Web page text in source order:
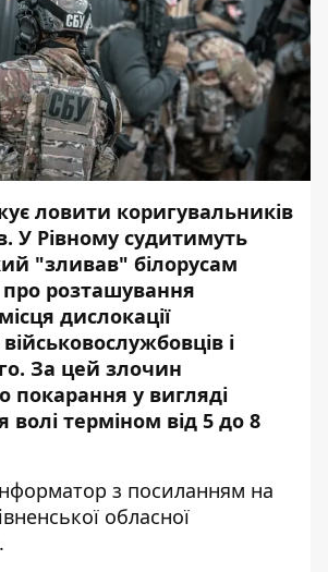
ловити коригувальників
У Рівному судитимуть
"зливав" білорусам
розташування
дислокації
і
За цей злочин
покарання у вигляді
волі терміном від 5 до 8
з посиланням на
обласної